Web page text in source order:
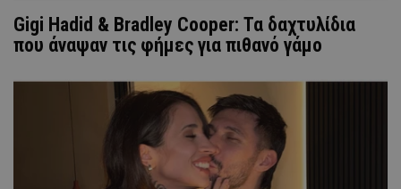
Gigi Hadid & Bradley Cooper: Τα δαχτυλίδια
που άναψαν τις φήμες για πιθανό γάμο